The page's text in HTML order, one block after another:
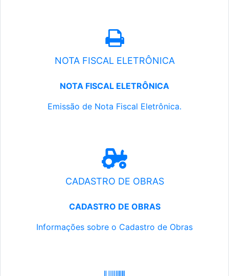
NOTA FISCAL ELETRÔNICA
NOTA FISCAL ELETRÔNICA
Emissão de Nota Fiscal Eletrônica.
CADASTRO DE OBRAS
CADASTRO DE OBRAS
Informações sobre o Cadastro de Obras